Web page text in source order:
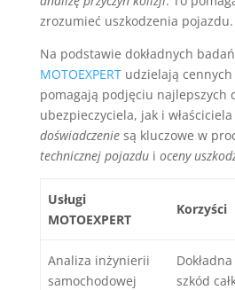
zrozumieć uszkodzenia pojazdu.
Na podstawie dokładnych
MOTOEXPERTudzielają cennych
pomagają podjęciu najlepszych
ubezpieczyciela, jak i
doświadczeniesą kluczowe w
technicznej pojazdui oceny
Usługi
MOTOEXPERT
Korzyści
Analiza inżynierii
samochodowej
szkód